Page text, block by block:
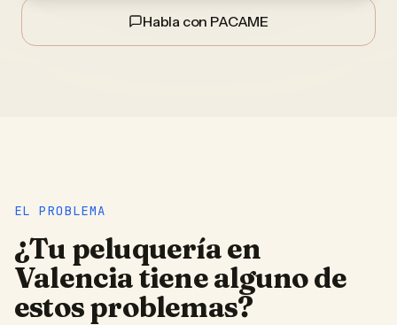
Habla con PACAME
EL PROBLEMA
¿Tu peluqueríaen
Valenciatiene alguno de
estos problemas?